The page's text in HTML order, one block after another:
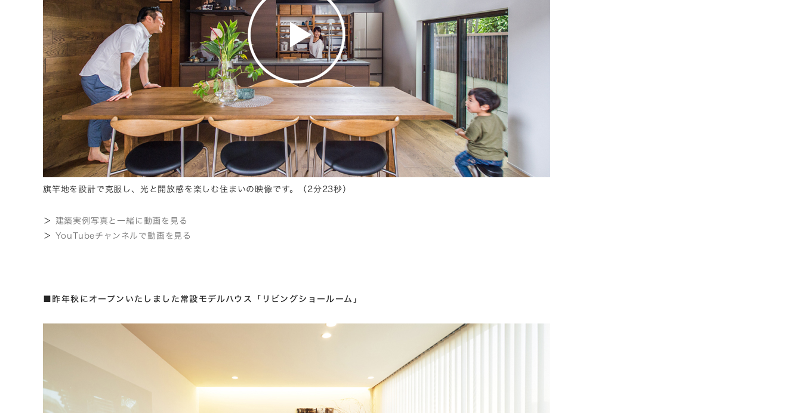
旗竿地を設計で克服し、光と開放感を楽しむ住まいの映像です。（2分23秒）
＞ 建築実例写真と一緒に動画を見る
＞ YouTubeチャンネルで動画を見る
■昨年秋にオープンいたしました常設モデルハウス「リビングショールーム」